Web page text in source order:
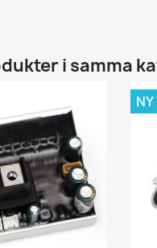
i samma
NY